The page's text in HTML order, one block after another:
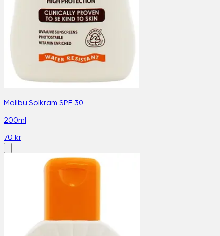
Malibu Solkräm SPF 30
200ml
70 kr